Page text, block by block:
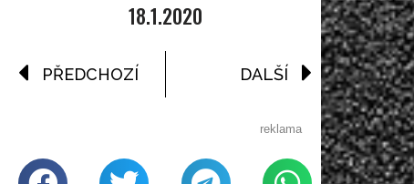
18.1.2020
PŘEDCHOZÍ DALŠÍ
reklama